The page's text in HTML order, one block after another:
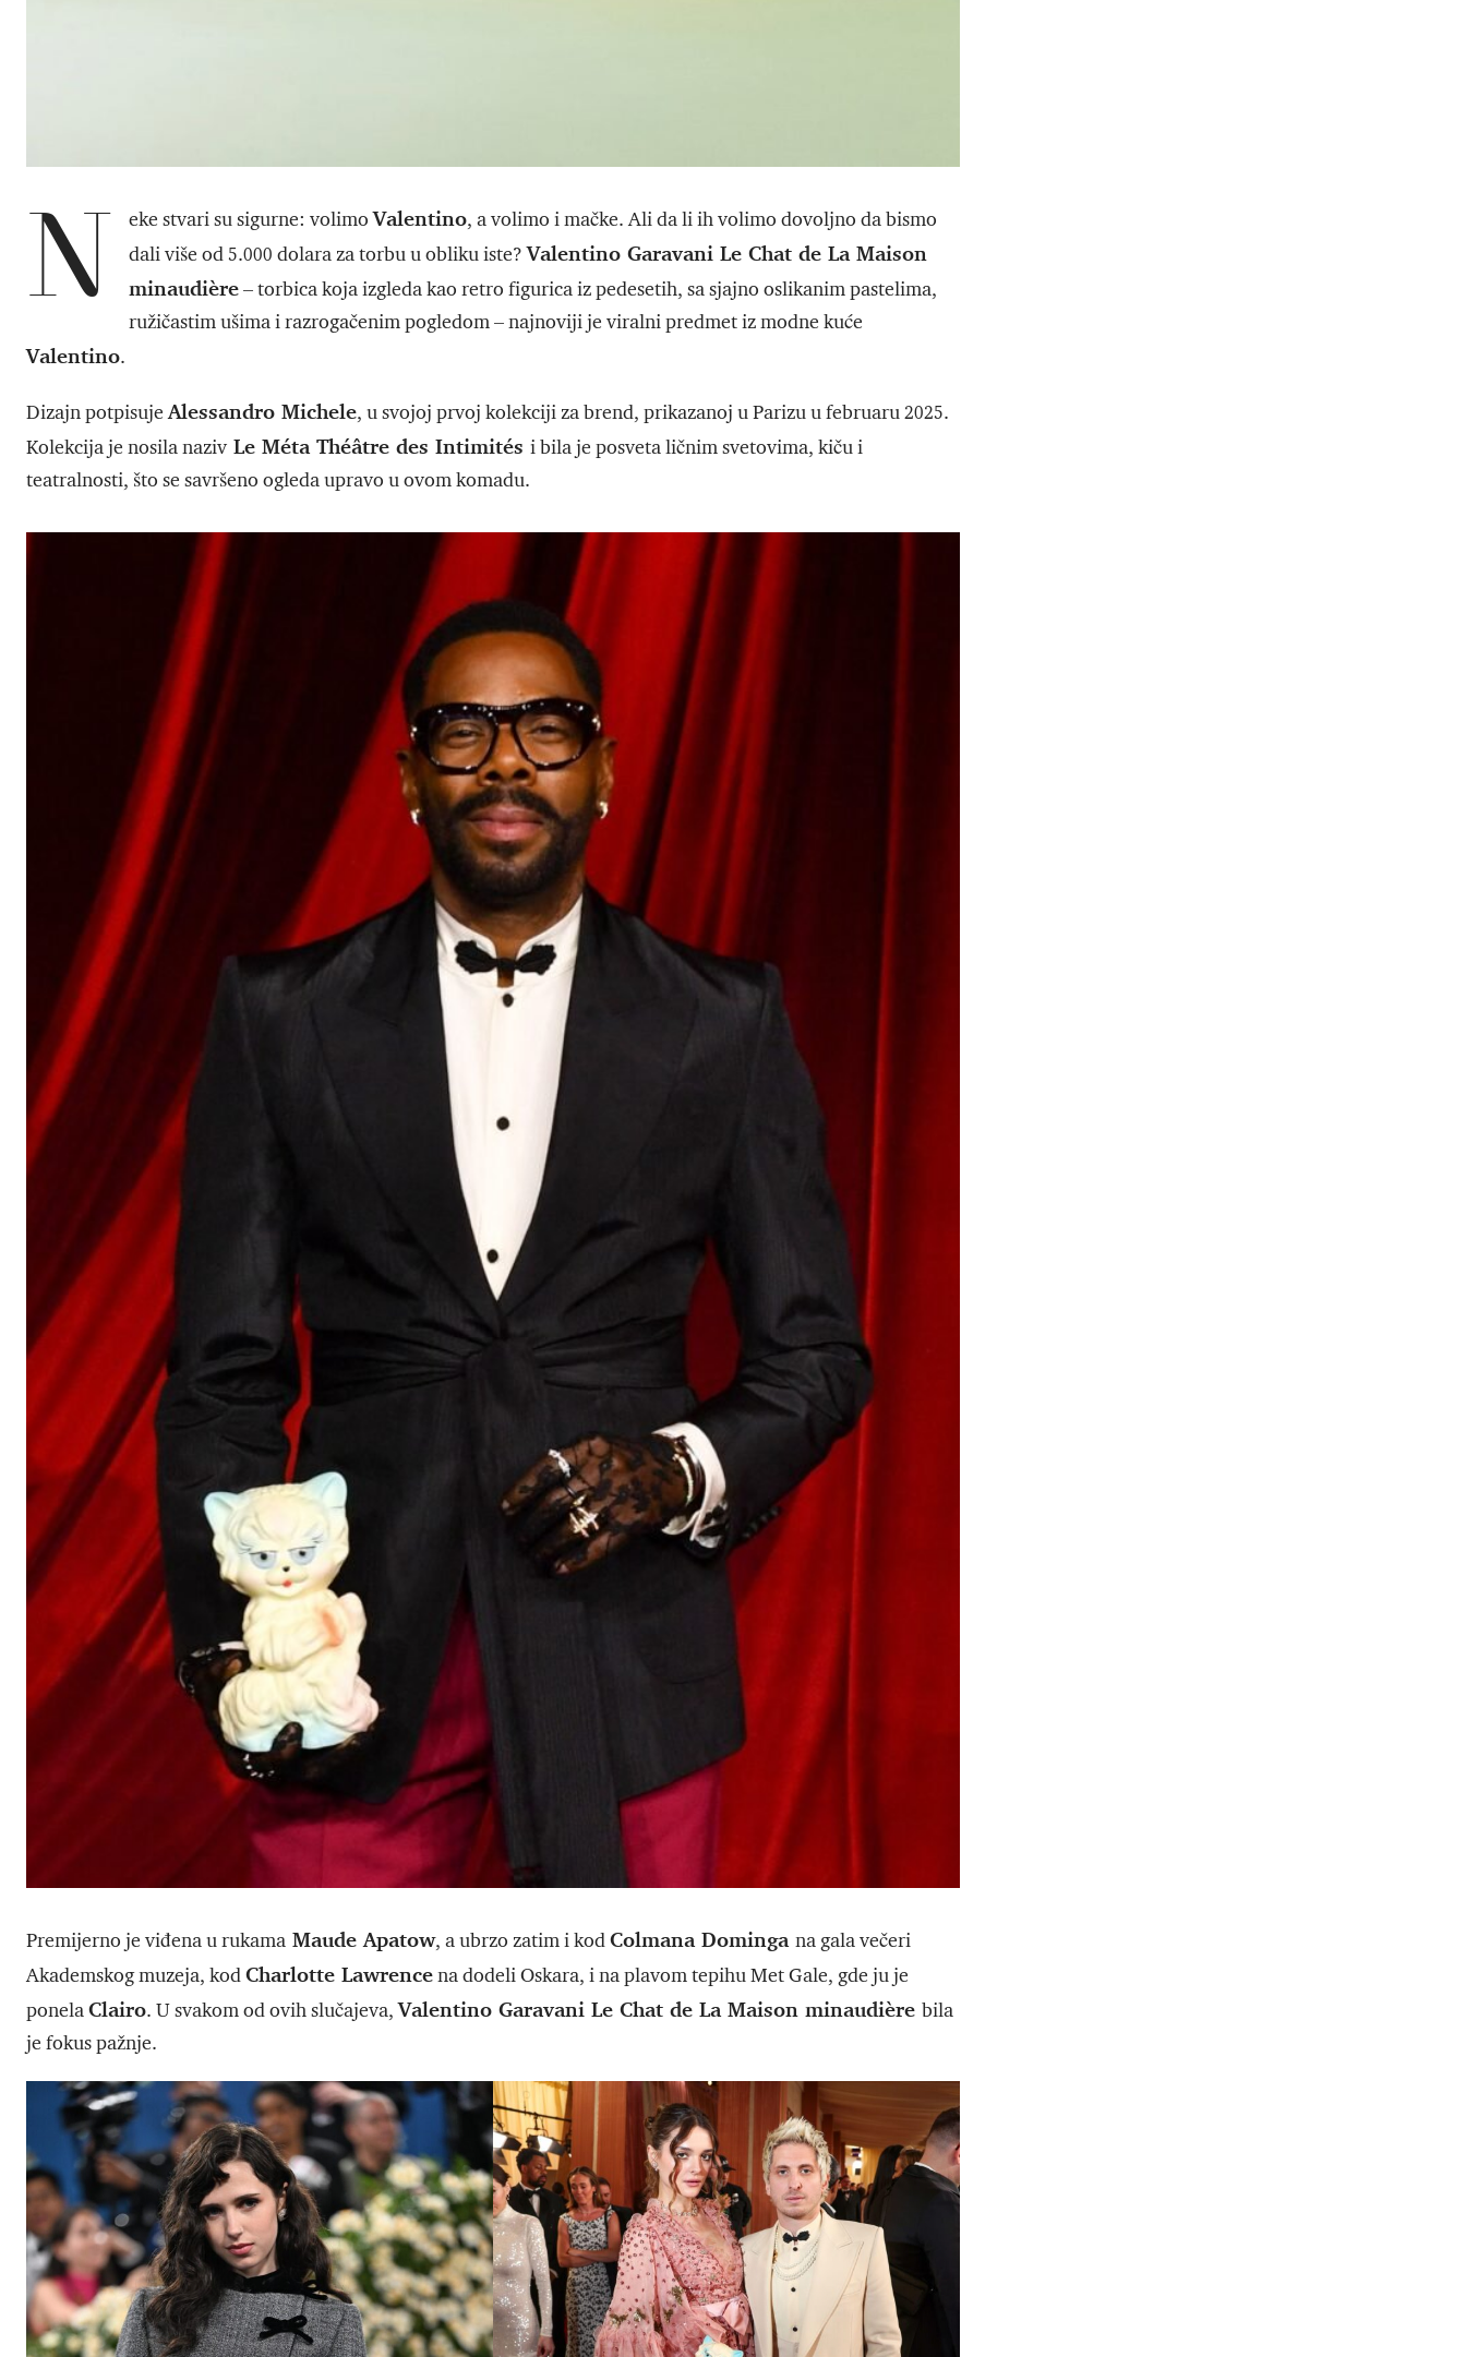
N eke stvari su sigurne: volimoValentino, a volimo i mačke. Ali da li ih volimo dovoljno da bismo
dali više od 5.000 dolara za torbu u obliku iste?Valentino Garavani Le Chat de La Maison
minaudière– torbica koja izgleda kao retro figurica iz pedesetih, sa sjajno oslikanim pastelima,
ružičastim ušima i razrogačenim pogledom – najnoviji je viralni predmet iz modne kuće
Valentino.
Dizajn potpisujeAlessandro Michele, u svojoj prvoj kolekciji za brend, prikazanoj u Parizu u februaru 2025.
Kolekcija je nosila naziv Le Méta Théâtre des Intimités i bila je posveta ličnim svetovima, kiču i
teatralnosti, što se savršeno ogleda upravo u ovom komadu.
Premijerno je viđena u rukama Maude Apatow, a ubrzo zatim i kodColmana Dominga na gala večeri
Akademskog muzeja, kodCharlotte Lawrencena dodeli Oskara, i na plavom tepihu Met Gale, gde ju je
ponelaClairo. U svakom od ovih slučajeva,Valentino Garavani Le Chat de La Maison minaudière bila
je fokus pažnje.